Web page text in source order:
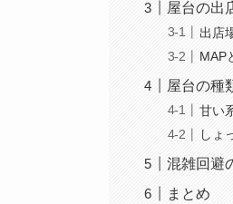
屋台の出
出店
MAP
屋台の種
甘い
しょ
混雑回避
まとめ